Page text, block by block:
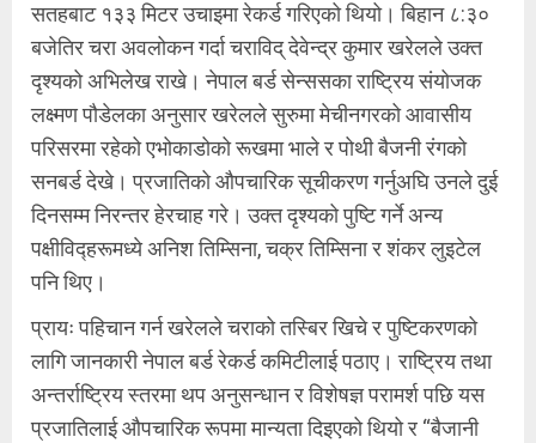
सतहबाट १३३ मिटर उचाइमा रेकर्ड गरिएको थियो। बिहान ८:३०
बजेतिर चरा अवलोकन गर्दा चराविद् देवेन्द्र कुमार खरेलले उक्त
दृश्यको अभिलेख राखे। नेपाल बर्ड सेन्ससका राष्ट्रिय संयोजक
लक्ष्मण पौडेलका अनुसार खरेलले सुरुमा मेचीनगरको आवासीय
परिसरमा रहेको एभोकाडोको रूखमा भाले र पोथी बैजनी रंगको
सनबर्ड देखे। प्रजातिको औपचारिक सूचीकरण गर्नुअघि उनले दुई
दिनसम्म निरन्तर हेरचाह गरे। उक्त दृश्यको पुष्टि गर्ने अन्य
पक्षीविद्हरूमध्ये अनिश तिम्सिना, चक्र तिम्सिना र शंकर लुइटेल
पनि थिए।
प्रायः पहिचान गर्न खरेलले चराको तस्बिर खिचे र पुष्टिकरणको
लागि जानकारी नेपाल बर्ड रेकर्ड कमिटीलाई पठाए। राष्ट्रिय तथा
अन्तर्राष्ट्रिय स्तरमा थप अनुसन्धान र विशेषज्ञ परामर्श पछि यस
प्रजातिलाई औपचारिक रूपमा मान्यता दिइएको थियो र “बैजानी